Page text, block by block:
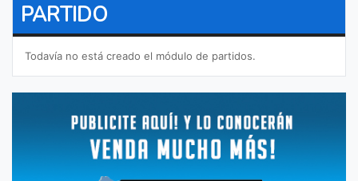
PARTIDO
Todavía no está creado el módulo de partidos.